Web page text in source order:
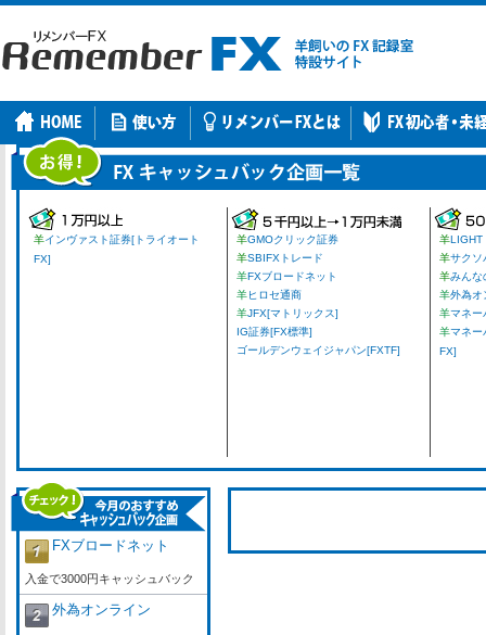
羊インヴァスト証券[トライオート
FX]
羊GMOクリック証券
羊SBIFXトレード
羊FXブロードネット
羊ヒロセ通商
羊JFX[マトリックス]
IG証券[FX標準]
ゴールデンウェイジャパン[FXTF]
羊LIGHT
羊サクソ
羊みんな
羊外為オ
羊マネー
羊マネー
FX]
FXブロードネット
入金で3000円キャッシュバック
外為オンライン